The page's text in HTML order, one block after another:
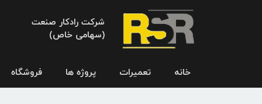
شرکت رادکار صنعت
(سهامی خاص)
خانه تعمیرات پروژه ها فروشگاه